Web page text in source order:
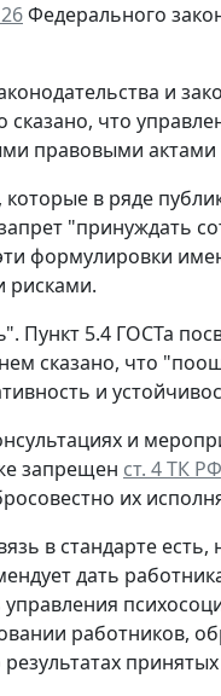
Федерального
и
сказано, что
правовыми
в ряде
"принуждать
формулировки
рисками.
Пункт 5.4 ГОСТа
сказано, что
и
и
запрещен ст. 4 ТК РФ
их
в стандарте
дать
работников,